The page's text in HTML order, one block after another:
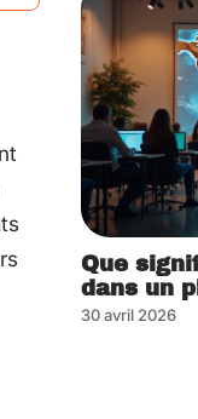
Que
dans un
30 avril 2026